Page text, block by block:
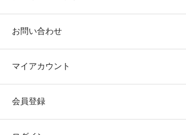
お問い合わせ
マイアカウント
会員登録